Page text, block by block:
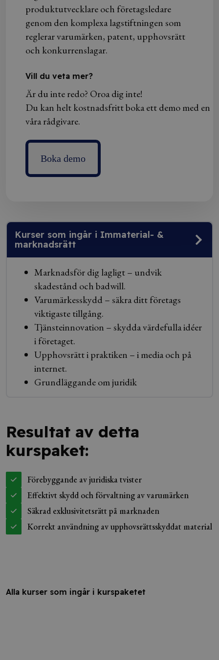
produktutvecklare och företagsledare
genom den komplexa lagstiftningen som
reglerar varumärken, patent, upphovsrätt
och konkurrenslagar.
Vill du veta mer?
Är du inte redo? Oroa dig inte!
Du kan helt kostnadsfritt boka ett demo med en
våra rådgivare.
Boka demo
Kurser som ingår i Immaterial- &
marknadsrätt
Marknadsför dig lagligt – undvik
skadestånd och badwill.
Varumärkesskydd – säkra ditt företags
viktigaste tillgång.
Tjänsteinnovation – skydda värdefulla idéer
i företaget.
Upphovsrätt i praktiken – i media och på
internet.
Grundläggande om juridik
Resultat av detta
kurspaket:
Förebyggande av juridiska tvister
Effektivt skydd och förvaltning av varumärken
Säkrad exklusivitetsrätt på marknaden
Korrekt användning av upphovsrättsskyddat material
Alla kurser som ingår i kurspaketet